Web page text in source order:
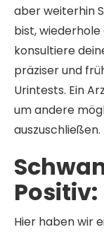
aber weiterhin
bist,
konsultiere
präziser und
Urintests. Ein
um andere
auszuschließen.
Hier haben wir